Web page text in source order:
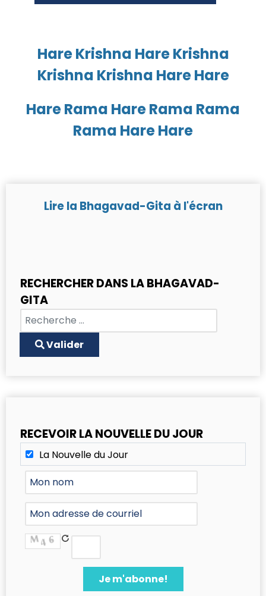
Hare Krishna Hare Krishna
Krishna Krishna Hare Hare
Hare Rama Hare Rama Rama
Rama Hare Hare
Lire la Bhagavad-Gita à l'écran
RECHERCHER DANS LA BHAGAVAD-
GITA
Chercher
Type 2 or more characters for results.
Valider
RECEVOIR LA NOUVELLE DU JOUR
La Nouvelle du Jour